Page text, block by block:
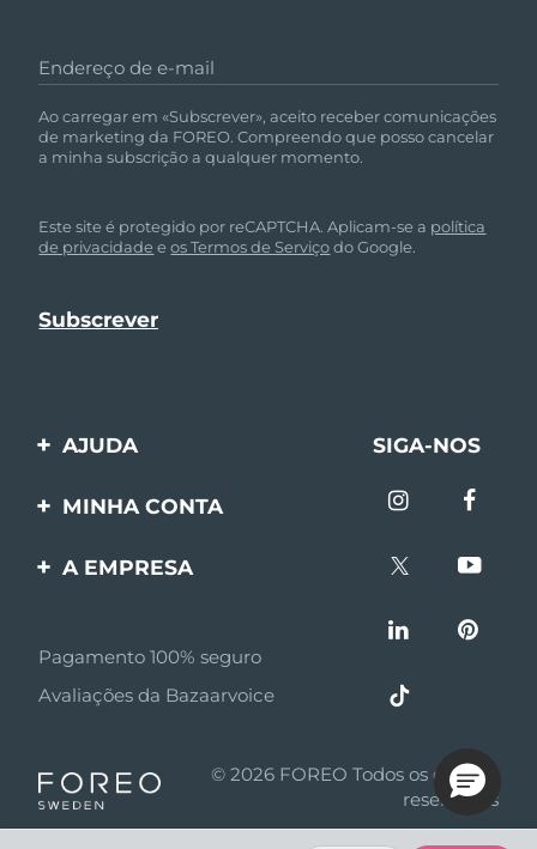
Endereço de e-mail
Ao carregar em «Subscrever», aceito receber comunicações
de marketing da FOREO. Compreendo que posso cancelar
a minha subscrição a qualquer momento.
Este site é protegido por reCAPTCHA. Aplicam-se a política
de privacidade eos Termos de Serviçodo Google.
AJUDA
Entre em contato
SIGA-NOS
MINHA CONTA
Registro de produto
A EMPRESA
Afiliados
Notícias de afiliados
Parceiro minoritário
Pagamento 100% seguro
Avaliações da Bazaarvoice
© 2026 FOREO Todos os direitos
reservados